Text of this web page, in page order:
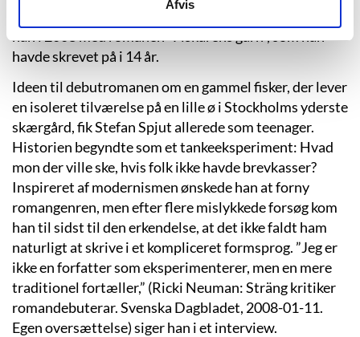
Afvis
han i 2008 med romanen ”Fiskarens garn”, som han
havde skrevet på i 14 år.
Ideen til debutromanen om en gammel fisker, der lever
en isoleret tilværelse på en lille ø i Stockholms yderste
skærgård, fik Stefan Spjut allerede som teenager.
Historien begyndte som et tankeeksperiment: Hvad
mon der ville ske, hvis folk ikke havde brevkasser?
Inspireret af modernismen ønskede han at forny
romangenren, men efter flere mislykkede forsøg kom
han til sidst til den erkendelse, at det ikke faldt ham
naturligt at skrive i et kompliceret formsprog. ”Jeg er
ikke en forfatter som eksperimenterer, men en mere
traditionel fortæller,” (Ricki Neuman: Sträng kritiker
romandebuterar. Svenska Dagbladet, 2008-01-11.
Egen oversættelse) siger han i et interview.